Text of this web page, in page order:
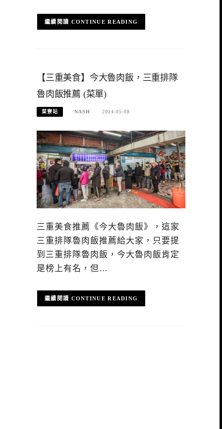
CONTINUE READING
【三重美食】今大魯肉飯，三重排隊
魯肉飯推薦 (菜單)
菜寮站 NASH 2024-05-08
三重美食推薦《今大魯肉飯》，這家
三重排隊魯肉飯推薦給大家，只要提
到三重排隊魯肉飯，今大魯肉飯肯定
是榜上有名，但…
CONTINUE READING